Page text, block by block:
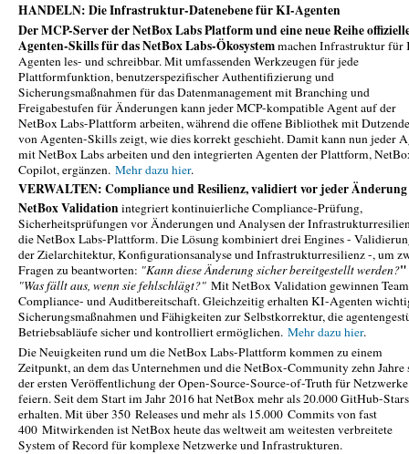
HANDELN: Die Infrastruktur-Datenebene für KI-Agenten
Der MCP-Server der NetBox Labs Platform und eine neue Reihe
Agenten-Skills für das NetBox Labs-Ökosystemmachen Infrastruktur für
Agenten les- und schreibbar. Mit umfassenden Werkzeugen für jede
Plattformfunktion, benutzerspezifischer Authentifizierung und
Sicherungsmaßnahmen für das Datenmanagement mit Branching und
Freigabestufen für Änderungen kann jeder MCP-kompatible Agent auf der
NetBox Labs-Plattform arbeiten, während die offene Bibliothek mit
von Agenten-Skills zeigt, wie dies korrekt geschieht. Damit kann nun jeder
mit NetBox Labs arbeiten und den integrierten Agenten der Plattform,
Copilot, ergänzen. Mehr dazu hier.
VERWALTEN: Compliance und Resilienz, validiert vor jeder Änderung
NetBox Validationintegriert kontinuierliche Compliance-Prüfung,
Sicherheitsprüfungen vor Änderungen und Analysen der
die NetBox Labs-Plattform. Die Lösung kombiniert drei Engines -
der Zielarchitektur, Konfigurationsanalyse und Infrastrukturresilienz -, um
Fragen zu beantworten: "Kann diese Änderung sicher bereitgestellt werden?"
"Was fällt aus, wenn sie fehlschlägt?" Mit NetBox Validation gewinnen
Compliance- und Auditbereitschaft. Gleichzeitig erhalten KI-Agenten
Sicherungsmaßnahmen und Fähigkeiten zur Selbstkorrektur, die
Betriebsabläufe sicher und kontrolliert ermöglichen. Mehr dazu hier.
Die Neuigkeiten rund um die NetBox Labs-Plattform kommen zu einem
Zeitpunkt, an dem das Unternehmen und die NetBox-Community zehn Jahre
der ersten Veröffentlichung der Open-Source-Source-of-Truth für Netzwerke
feiern. Seit dem Start im Jahr 2016 hat NetBox mehr als 20.000 GitHub-Stars
erhalten. Mit über 350 Releases und mehr als 15.000 Commits von fast
400 Mitwirkenden ist NetBox heute das weltweit am weitesten verbreitete
System of Record für komplexe Netzwerke und Infrastrukturen.